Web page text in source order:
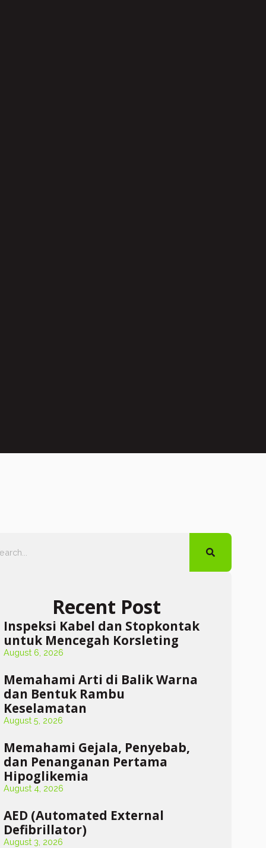
Recent Post
Inspeksi Kabel dan Stopkontak
untuk Mencegah Korsleting
August 6, 2026
Memahami Arti di Balik Warna
dan Bentuk Rambu
Keselamatan
August 5, 2026
Memahami Gejala, Penyebab,
dan Penanganan Pertama
Hipoglikemia
August 4, 2026
AED (Automated External
Defibrillator)
August 3, 2026